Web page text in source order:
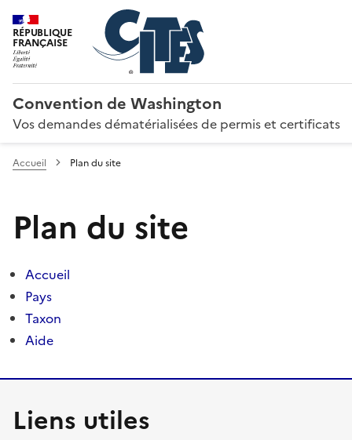
RÉPUBLIQUE
FRANÇAISE
Convention de Washington
Vos demandes dématérialisées de permis et certificats
Accueil Plan du site
Plan du site
Accueil
Pays
Taxon
Aide
Liens utiles